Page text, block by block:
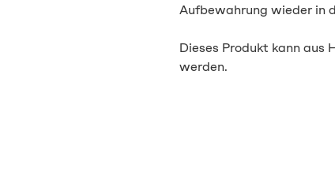
Aufbewahrung wieder in
Dieses Produkt kann aus
werden.